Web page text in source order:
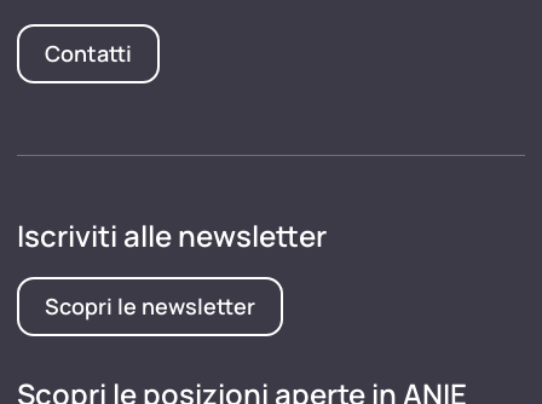
Contatti
Iscriviti alle newsletter
Scopri le newsletter
Scopri le posizioni aperte in ANIE